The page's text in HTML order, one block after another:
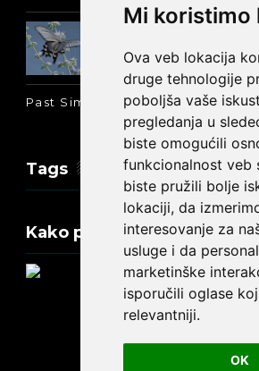
Mi koristimo
Ova veb lokacija
druge tehnologije
poboljša vaše
pregledanja u
biste omogućili
funkcionalnost veb
biste pružili bolje
lokaciji, da
interesovanje za
usluge i da
marketinške
isporučili oglase
relevantniji.
OK
Past Simple i Past Continuous -
Tags
Kako promeniti tekst na
Update cookies preferences